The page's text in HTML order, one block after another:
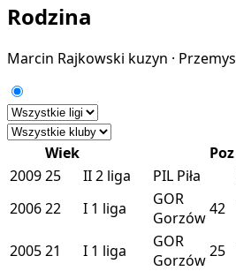
Rodzina
Marcin Rajkowski kuzyn ·
Wiek Poz
200925 II2 liga PIL Piła
200622 I 1 liga
GOR
Gorzów42
200521 I 1 liga
GOR
Gorzów25